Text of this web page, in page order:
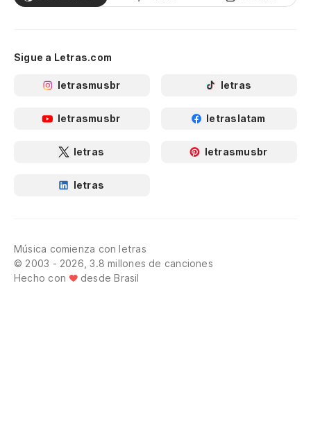
Sigue a Letras.com
letrasmusbr letras
letrasmusbr letraslatam
letras letrasmusbr
letras
Música comienza con letras
© 2003 - 2026, 3.8 millones de canciones
Hecho con
desde Brasil